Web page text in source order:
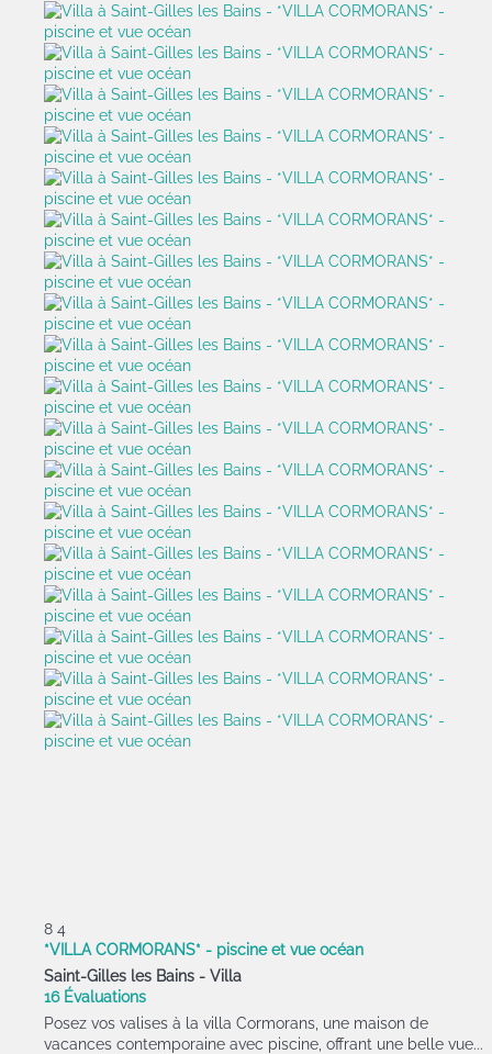
8 4
*VILLA CORMORANS* - piscine et vue océan
Saint-Gilles les Bains - Villa
16 Évaluations
Posez vos valises à la villa Cormorans, une maison de
vacances contemporaine avec piscine, offrant une belle vue...